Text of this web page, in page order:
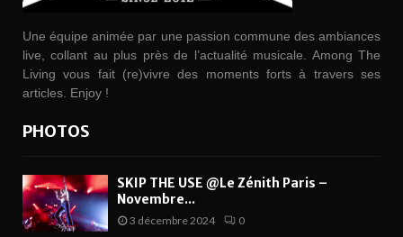
Une équipe animée par une passion commune des ambiances
live, collant au plus près de l’actualité musicale. Among The
Living vous fait (re)vivre des moments forts à travers ses
articles. Enjoy !
PHOTOS
SKIP THE USE @Le Zénith Paris –
Novembre...
3 décembre 2024 0